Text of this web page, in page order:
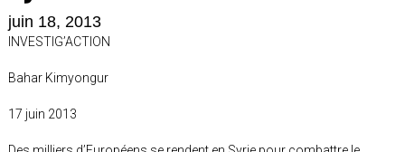
juin 18, 2013
INVESTIG’ACTION
Bahar Kimyongur
17 juin 2013